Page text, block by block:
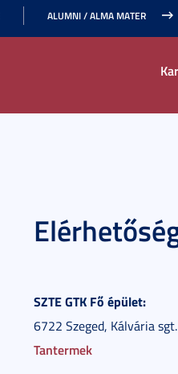
ALUMNI / ALMA MATER
SZTE GTK Fő épület:
6722 Szeged, Kálvária
Tantermek